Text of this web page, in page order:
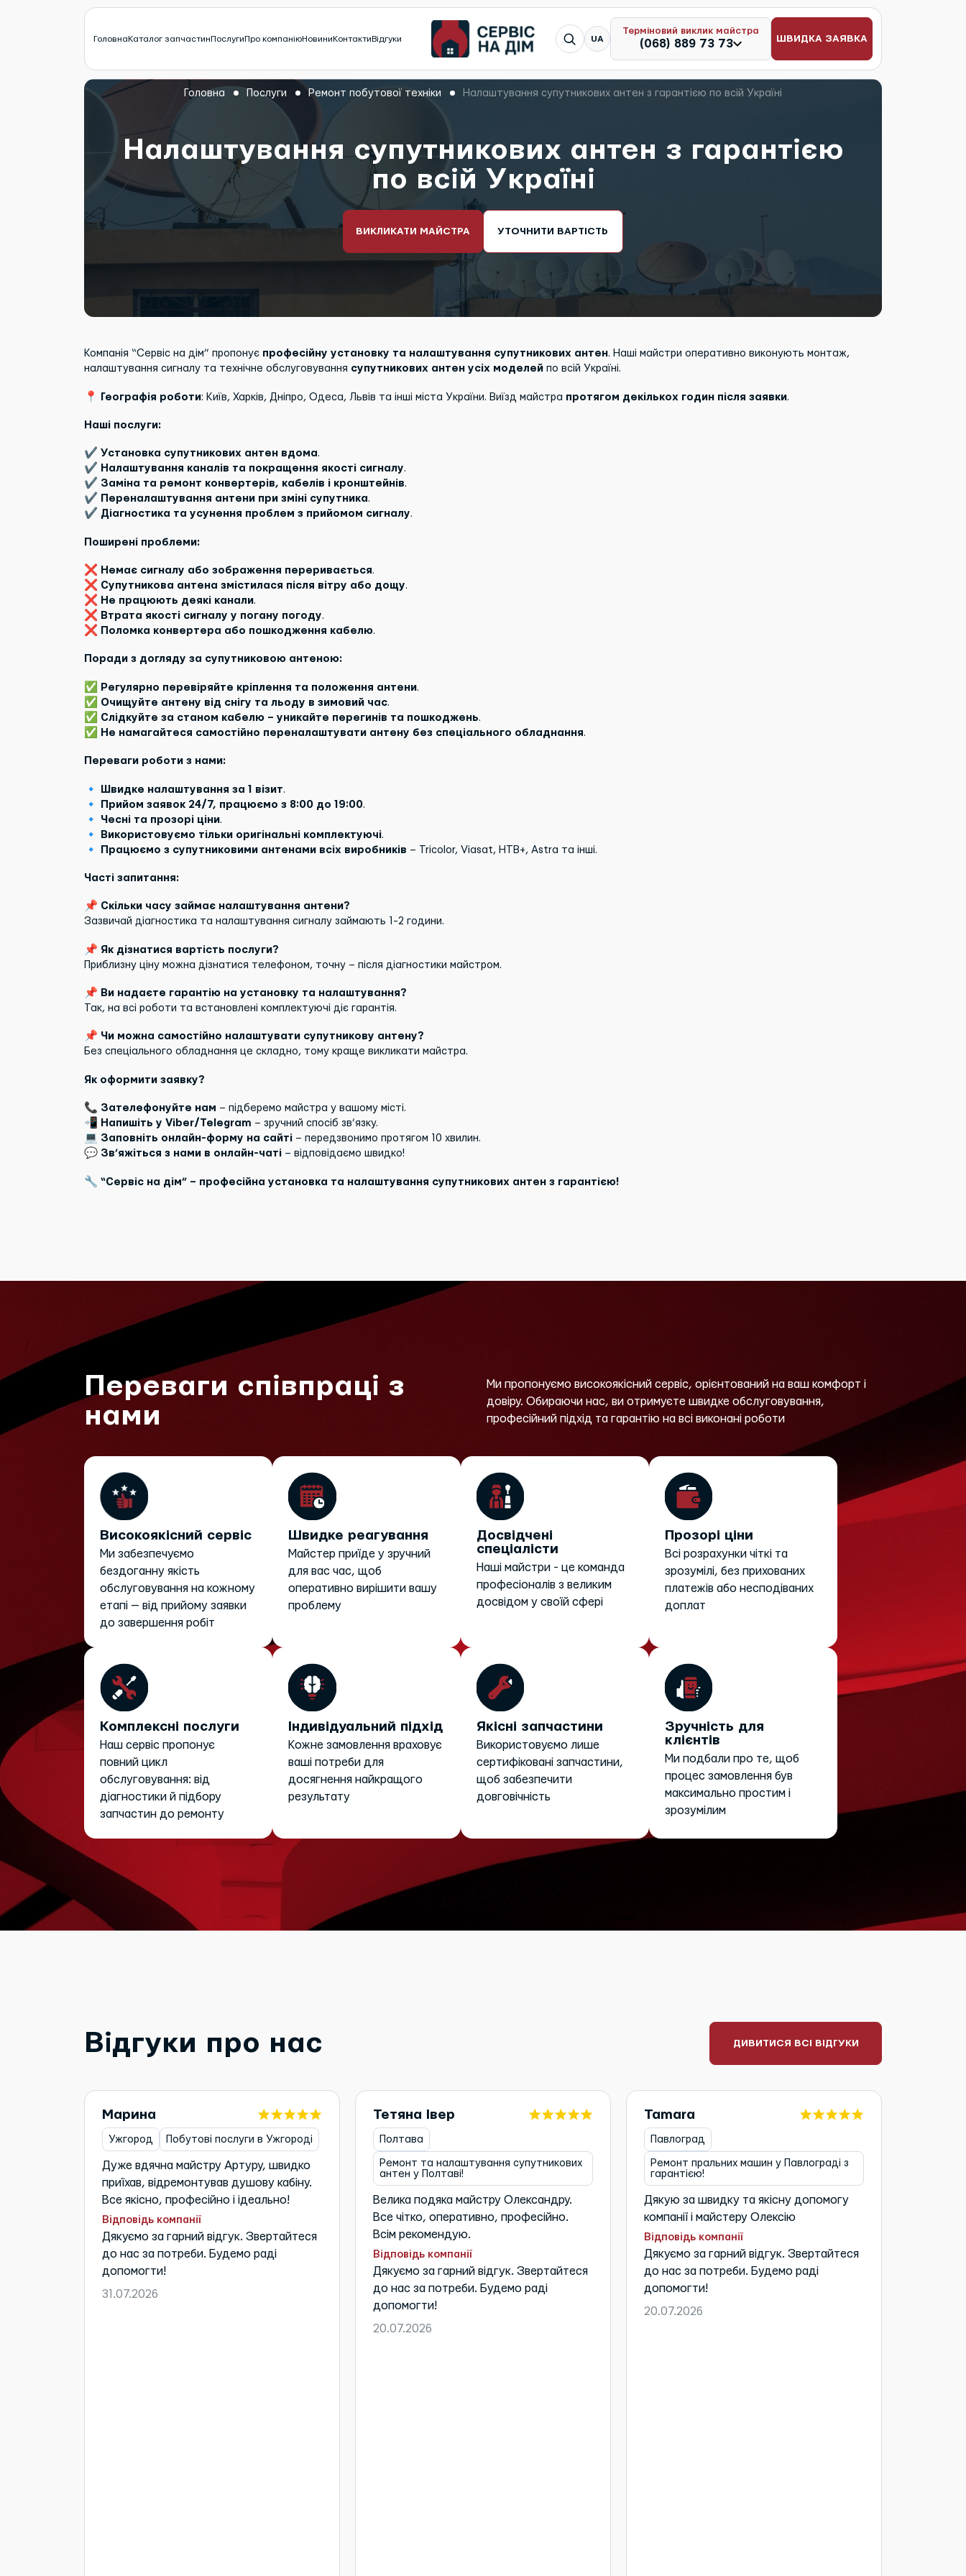
ГоловнаКаталог запчастинПослугиПро компаніюНовиниКонтактиВідгуки Я шукаю...
UA
Терміновий виклик майстра
(068) 889 73 73 ШВИДКА ЗАЯВКА
Головна Послуги Ремонт побутової техніки Налаштування супутникових антен з гарантією по всій Україні
Налаштування супутникових антен з гарантією
по всій Україні
ВИКЛИКАТИ МАЙСТРА УТОЧНИТИ ВАРТІСТЬ
Компанія “Сервіс на дім” пропонує професійну установку та налаштування супутникових антен. Наші майстри оперативно виконують монтаж,
налаштування сигналу та технічне обслуговування супутникових антен усіх моделей по всій Україні.
📍 Географія роботи: Київ, Харків, Дніпро, Одеса, Львів та інші міста України. Виїзд майстра протягом декількох годин після заявки.
Наші послуги:
✔ Установка супутникових антен вдома.
✔ Налаштування каналів та покращення якості сигналу.
✔ Заміна та ремонт конвертерів, кабелів і кронштейнів.
✔ Переналаштування антени при зміні супутника.
✔ Діагностика та усунення проблем з прийомом сигналу.
Поширені проблеми:
❌ Немає сигналу або зображення переривається.
❌ Супутникова антена змістилася після вітру або дощу.
❌ Не працюють деякі канали.
❌ Втрата якості сигналу у погану погоду.
❌ Поломка конвертера або пошкодження кабелю.
Поради з догляду за супутниковою антеною:
✅ Регулярно перевіряйте кріплення та положення антени.
✅ Очищуйте антену від снігу та льоду в зимовий час.
✅ Слідкуйте за станом кабелю – уникайте перегинів та пошкоджень.
✅
Не намагайтеся самостійно переналаштувати антену без спеціального обладнання.
Переваги роботи з нами:
🔹 Швидке налаштування за 1 візит.
🔹
Прийом заявок 24/7, працюємо з 8:00 до 19:00.
🔹 Чесні та прозорі ціни.
🔹
Використовуємо тільки оригінальні комплектуючі.
🔹
Працюємо з супутниковими антенами всіх виробників – Tricolor, Viasat, НТВ+, Astra та інші.
Часті запитання:
📌 Скільки часу займає налаштування антени?
Зазвичай діагностика та налаштування сигналу займають 1-2 години.
📌 Як дізнатися вартість послуги?
Приблизну ціну можна дізнатися телефоном, точну – після діагностики майстром.
📌 Ви надаєте гарантію на установку та налаштування?
Так, на всі роботи та встановлені комплектуючі діє гарантія.
📌 Чи можна самостійно налаштувати супутникову антену?
Без спеціального обладнання це складно, тому краще викликати майстра.
Як оформити заявку?
📞 Зателефонуйте нам – підберемо майстра у вашому місті.
📲 Напишіть у Viber/Telegram – зручний спосіб зв’язку.
💻 Заповніть онлайн-форму на сайті – передзвонимо протягом 10 хвилин.
💬 Зв’яжіться з нами в онлайн-чаті – відповідаємо швидко!
🔧 “Сервіс на дім” – професійна установка та налаштування супутникових антен з гарантією!
Переваги співпраці з
нами
Ми пропонуємо високоякісний сервіс, орієнтований на ваш комфорт і
довіру. Обираючи нас, ви отримуєте швидке обслуговування,
професійний підхід та гарантію на всі виконані роботи
Високоякісний сервіс
Ми забезпечуємо
бездоганну якість
обслуговування на кожному
етапі — від прийому заявки
до завершення робіт
Швидке реагування
Майстер приїде у зручний
для вас час, щоб
оперативно вирішити вашу
проблему
Досвідчені
спеціалісти
Наші майстри - це команда
професіоналів з великим
досвідом у своїй сфері
Прозорі ціни
Всі розрахунки чіткі та
зрозумілі, без прихованих
платежів або несподіваних
доплат
Комплексні послуги
Наш сервіс пропонує
повний цикл
обслуговування: від
діагностики й підбору
запчастин до ремонту
Індивідуальний підхід
Кожне замовлення враховує
ваші потреби для
досягнення найкращого
результату
Якісні запчастини
Використовуємо лише
сертифіковані запчастини,
щоб забезпечити
довговічність
Зручність для
клієнтів
Ми подбали про те, щоб
процес замовлення був
максимально простим і
зрозумілим
Відгуки про нас ДИВИТИСЯ ВСІ ВІДГУКИ
Марина
Ужгород Побутові послуги в Ужгороді
Дуже вдячна майстру Артуру, швидко
приїхав, відремонтував душову кабіну.
Все якісно, професійно і ідеально!
Відповідь компанії
Дякуємо за гарний відгук. Звертайтеся
до нас за потреби. Будемо раді
допомогти!
31.07.2026
Тетяна Івер
Полтава
Ремонт та налаштування супутникових
антен у Полтаві!
Велика подяка майстру Олександру.
Все чітко, оперативно, професійно.
Всім рекомендую.
Відповідь компанії
Дякуємо за гарний відгук. Звертайтеся
до нас за потреби. Будемо раді
допомогти!
20.07.2026
Tamara
Павлоград
Ремонт пральних машин у Павлограді з
гарантією!
Дякую за швидку та якісну допомогу
компанії і майстеру Олексію
Відповідь компанії
Дякуємо за гарний відгук. Звертайтеся
до нас за потреби. Будемо раді
допомогти!
20.07.2026